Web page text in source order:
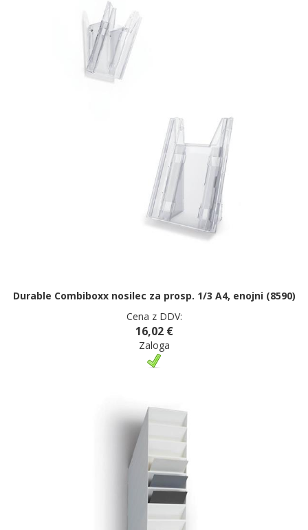
Durable Combiboxx nosilec za prosp. 1/3 A4, enojni (8590)
Cena z DDV:
16,02 €
Zaloga